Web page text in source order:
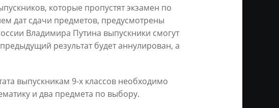
которые пропустят экзамен по
дат сдачи предметов, предусмотрены
Владимира Путина выпускники смогут
результат будет аннулирован, а
выпускникам 9-х классов необходимо
и два предмета по выбору.
информационное агентство «Город
массовой информации, на серверах
публикации. Условием перепечатки и
в сети Интернет - интерактивная
«Город Казань KZN.RU» и пресс-службы